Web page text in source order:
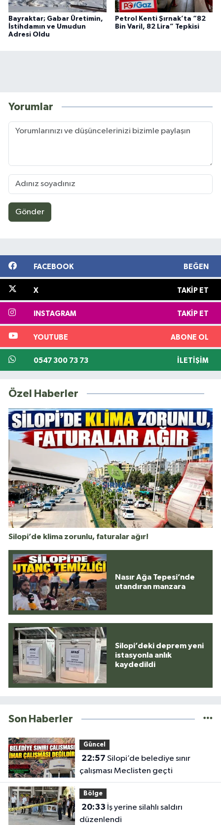
Bayraktar; Gabar Üretimin,
İstihdamın ve Umudun
Adresi Oldu
Petrol Kenti Şırnak’ta “82
Bin Varil, 82 Lira” Tepkisi
Yorumlar
Gönder
FACEBOOK BEĞEN
X TAKIP ET
INSTAGRAM TAKIP ET
YOUTUBE ABONE OL
0547 300 73 73 İLETIŞIM
Özel Haberler
Silopi’de klima zorunlu, faturalar ağır!
Nasır Ağa Tepesi’nde
utandıran manzara
Silopi’deki deprem yeni
istasyonla anlık
kaydedildi
Son Haberler
Güncel
22:57
çalışması Meclisten geçti
Bölge
20:33
düzenlendi